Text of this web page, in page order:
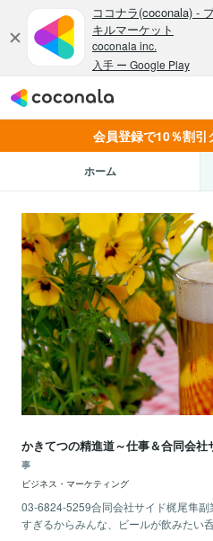
会員登録で10％割引
ホーム
かきてつの精進道～仕事＆合同会社
事
ビジネス・マーケティング
03-6824-5259合同会社サイド梶尾隼
すぎるからみんな、ビールが飲みたい